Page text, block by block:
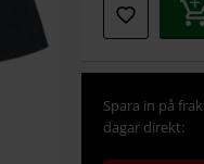
Spara in på
dagar direkt: